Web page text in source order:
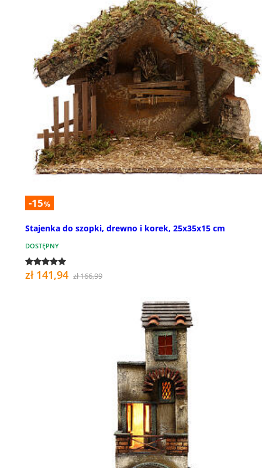
-15%
Stajenka do szopki, drewno i korek, 25x35x15 cm
DOSTĘPNY
zł 141,94 zł 166,99